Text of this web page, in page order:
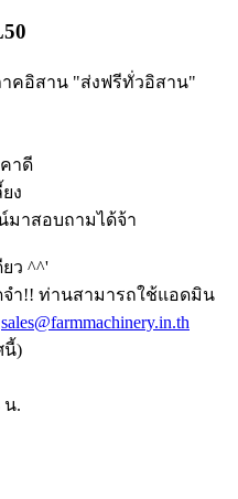
คอิสาน "ส่งฟรีทั่วอิสาน"
าดี
ง
มาสอบถามได้จ้า
ว ^^'
จำ!! ท่านสามารถใช้แอดมิน
sales@farmmachinery.in.th
นี้)
น.